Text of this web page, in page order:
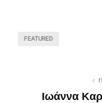
FEATURED
Ιωάννα